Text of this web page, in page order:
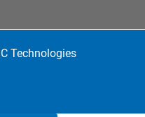
Technologies